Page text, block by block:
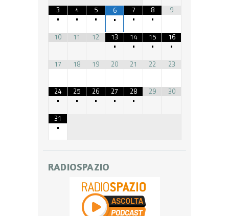
3
•
4
•
5
•
6
•
7
•
8
•
9
10 11 12
13
•
14
•
15
•
16
•
17
18 19 20 21 22 23
24
•
25
•
26
•
27
•
28
•
29 30
31
•
RADIOSPAZIO